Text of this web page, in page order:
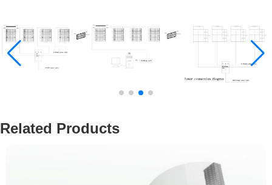
Related Products